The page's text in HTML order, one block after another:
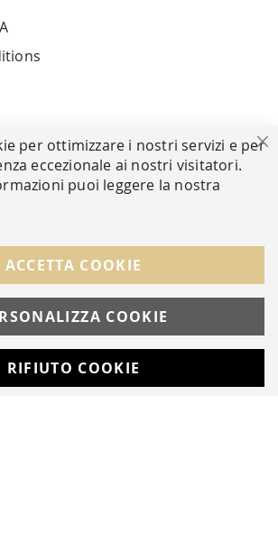
SECURE PAYMENTS
US ON SOCIAL MEDIA
per ottimizzare i nostri servizi e per
eccezionale ai nostri visitatori.
puoi leggere la nostra
ACCETTA COOKIE
COOKIE
RIFIUTO COOKIE